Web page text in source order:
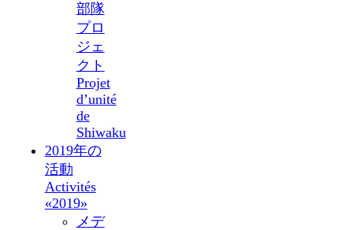
部隊
プロ
ジェ
クト
Projet
d’unité
de
Shiwaku
2019年の
活動
Activités
«2019»
メデ